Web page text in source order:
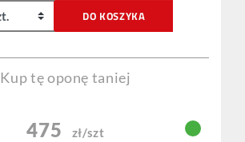
DO KOSZYKA
Kup tę oponę taniej
475 zł/szt